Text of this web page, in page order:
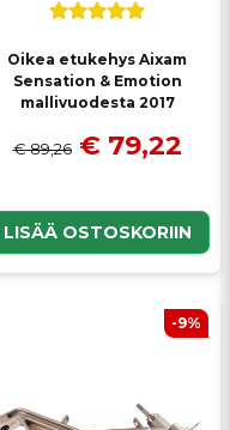
Oikea etukehys Aixam
Sensation & Emotion
mallivuodesta 2017
€ 89,26 € 79,22
LISÄÄ OSTOSKORIIN
-9%